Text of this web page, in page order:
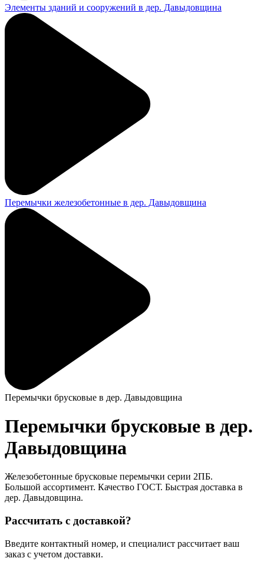
Элементы зданий и сооружений в дер. Давыдовщина
Перемычки железобетонные в дер. Давыдовщина
Перемычки брусковые в дер. Давыдовщина
Перемычки брусковые в дер.
Давыдовщина
Железобетонные брусковые перемычки серии 2ПБ.
Большой ассортимент. Качество ГОСТ. Быстрая доставка в
дер. Давыдовщина.
Рассчитать с доставкой?
Введите контактный номер, и специалист рассчитает ваш
заказ с учетом доставки.